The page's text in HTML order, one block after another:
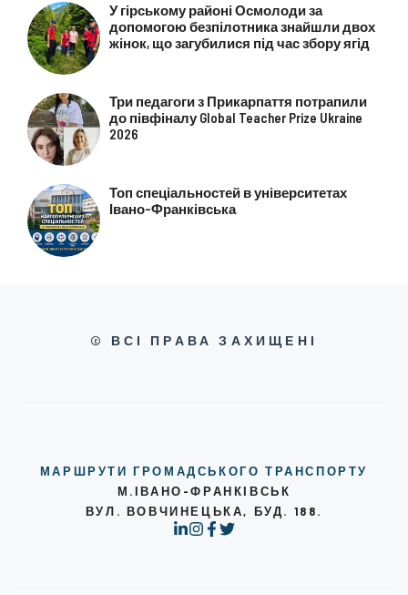
У гірському районі Осмолоди за
допомогою безпілотника знайшли двох
жінок, що загубилися під час збору ягід
Три педагоги з Прикарпаття потрапили
до півфіналу Global Teacher Prize Ukraine
2026
Топ спеціальностей в університетах
Івано-Франківська
© ВСІ ПРАВА ЗАХИЩЕНІ
МАРШРУТИ ГРОМАДСЬКОГО ТРАНСПОРТУ
М.ІВАНО-ФРАНКІВСЬК
ВУЛ. ВОВЧИНЕЦЬКА, БУД. 188.